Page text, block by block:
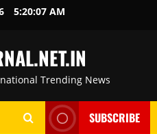
5:20:08 AM
Trending News
SUBSCRIBE